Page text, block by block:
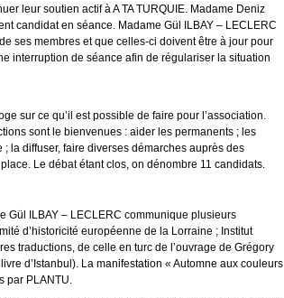
leur soutien actif à A TA TURQUIE. Madame Deniz
candidat en séance. Madame Gül ILBAY – LECLERC
ses membres et que celles-ci doivent être à jour pour
interruption de séance afin de régulariser la situation
sur ce qu’il est possible de faire pour l’association.
sont le bienvenues : aider les permanents ; les
la diffuser, faire diverses démarches auprès des
Le débat étant clos, on dénombre 11 candidats.
Gül ILBAY – LECLERC communique plusieurs
d’historicité européenne de la Lorraine ; Institut
traductions, de celle en turc de l’ouvrage de Grégory
d’Istanbul). La manifestation « Automne aux couleurs
par PLANTU.